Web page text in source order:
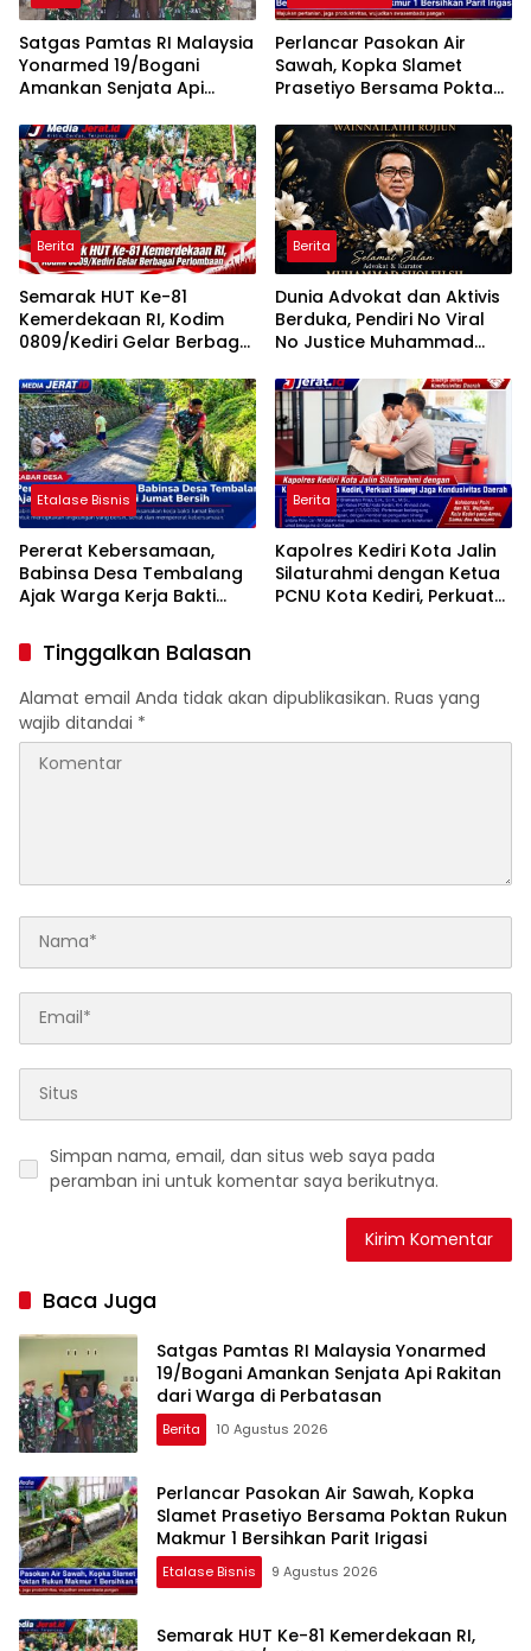
Satgas Pamtas RI Malaysia
Yonarmed 19/Bogani
Amankan Senjata Api
Perbatasan
Perlancar Pasokan Air
Sawah, Kopka Slamet
Prasetiyo Bersama Poktan
Parit Irigasi
Berita
Semarak HUT Ke-81
Kemerdekaan RI, Kodim
0809/Kediri Gelar Berbagai
Berita
Dunia Advokat dan Aktivis
Berduka, Pendiri No Viral
No Justice Muhammad
Etalase Bisnis
Pererat Kebersamaan,
Babinsa Desa Tembalang
Ajak Warga Kerja Bakti
Berita
Kapolres Kediri Kota Jalin
Silaturahmi dengan Ketua
PCNU Kota Kediri, Perkuat
Tinggalkan Balasan
Alamat email Anda tidak akan dipublikasikan. Ruas yang
wajib ditandai *
Simpan nama, email, dan situs web saya pada
peramban ini untuk komentar saya berikutnya.
Baca Juga
Satgas Pamtas RI Malaysia Yonarmed
19/Bogani Amankan Senjata Api Rakitan
dari Warga di Perbatasan
Berita 10 Agustus 2026
Perlancar Pasokan Air Sawah, Kopka
Slamet Prasetiyo Bersama Poktan Rukun
Makmur 1 Bersihkan Parit Irigasi
Etalase Bisnis 9 Agustus 2026
Semarak HUT Ke-81 Kemerdekaan RI,